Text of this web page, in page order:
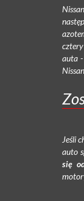
auta
Jeśli
auto
się